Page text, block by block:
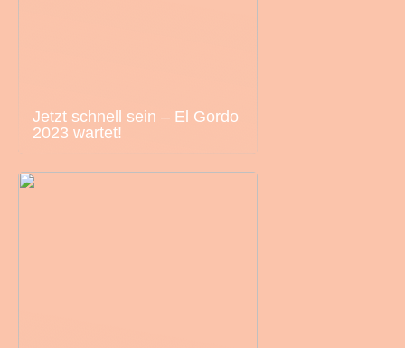
Jetzt schnell sein – El Gordo
2023 wartet!